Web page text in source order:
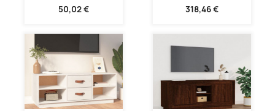
50,02 € 318,46 €